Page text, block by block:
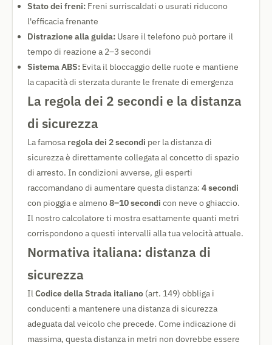
Stato dei freni: Freni surriscaldati o usurati riducono
l'efficacia frenante
Distrazione alla guida: Usare il telefono può portare il
tempo di reazione a 2–3 secondi
Sistema ABS: Evita il bloccaggio delle ruote e mantiene
la capacità di sterzata durante le frenate di emergenza
La regola dei 2 secondi e la distanza
di sicurezza
La famosa regola dei 2 secondi per la distanza di
sicurezza è direttamente collegata al concetto di spazio
di arresto. In condizioni avverse, gli esperti
raccomandano di aumentare questa distanza: 4 secondi
con pioggia e almeno8–10 secondi con neve o ghiaccio.
Il nostro calcolatore ti mostra esattamente quanti metri
corrispondono a questi intervalli alla tua velocità attuale.
Normativa italiana: distanza di
sicurezza
IlCodice della Strada italiano (art. 149) obbliga i
conducenti a mantenere una distanza di sicurezza
adeguata dal veicolo che precede. Come indicazione di
massima, questa distanza in metri non dovrebbe essere